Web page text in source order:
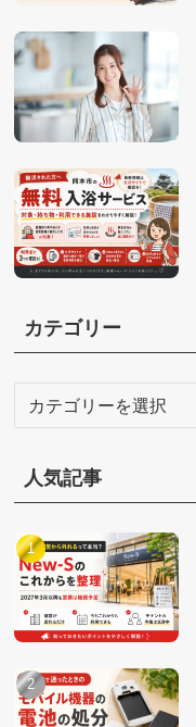
カテゴリー
リ
ー
人気記事